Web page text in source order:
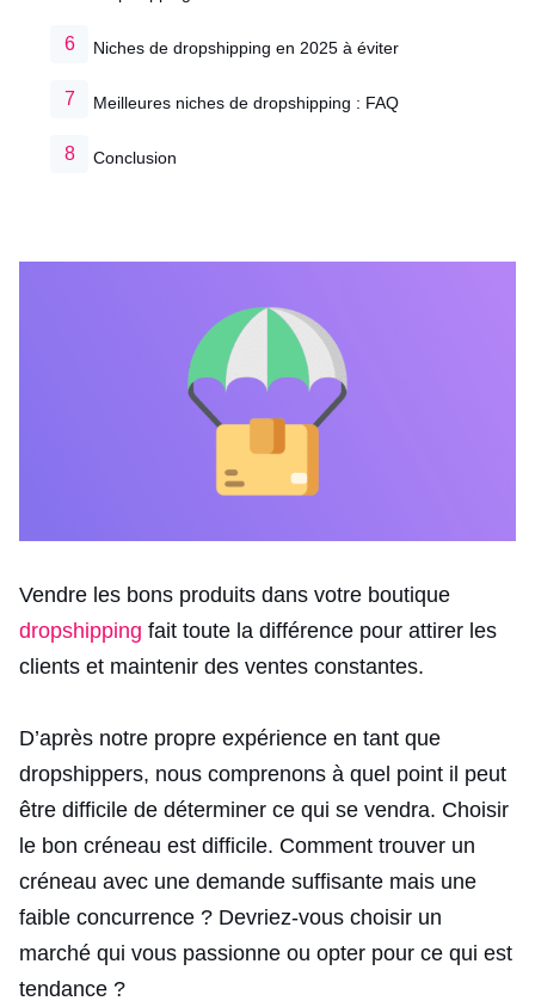
Niches de dropshipping en 2025 à éviter
Meilleures niches de dropshipping : FAQ
Conclusion
Vendre les bons produits dans votre boutique
dropshipping fait toute la différence pour attirer les
clients et maintenir des ventes constantes.
D’après notre propre expérience en tant que
dropshippers, nous comprenons à quel point il peut
être difficile de déterminer ce qui se vendra. Choisir
le bon créneau est difficile. Comment trouver un
créneau avec une demande suffisante mais une
faible concurrence ? Devriez-vous choisir un
marché qui vous passionne ou opter pour ce qui est
tendance ?